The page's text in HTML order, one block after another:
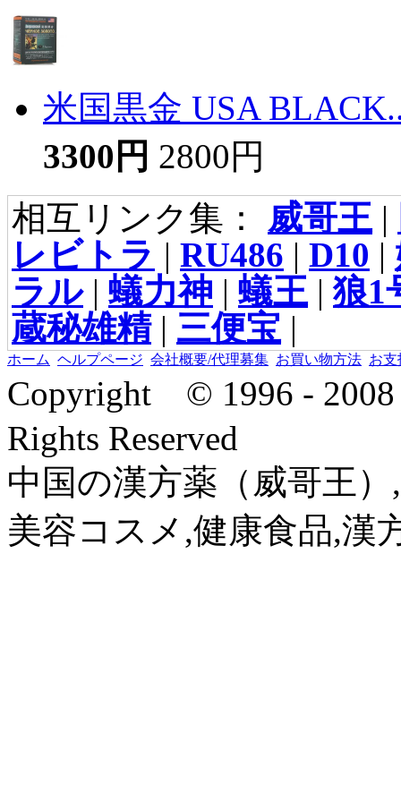
米国黒金 USA
3300円 2800円
相互リンク集： 威哥王|
レビトラ | RU486 | D10 |
ラル| 蟻力神 | 蟻王|狼1
蔵秘雄精| 三便宝 |
ホーム ヘルプページ 会社概要/代理募集 お買い物方法 お支
Copyright © 1996 -
Rights Reserved
中国の漢方薬（威哥王
美容コスメ,健康食品,漢